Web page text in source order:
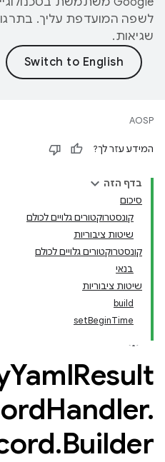
לשפה המועדפת עליך.
שגיאות.
AOSP
המידע עזר לך?
בדף הזה
סיכום
קונסטרוקטורים גלויים לכולם
שיטות ציבוריות
קונסטרוקטורים גלויים לכולם
בנאי
שיטות ציבוריות
build
setBeginTime
YamlResult
Handler.
.Builder